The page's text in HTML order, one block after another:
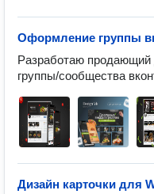
Оформление группы
Разработаю
группы/сообщества
Дизайн карточки для